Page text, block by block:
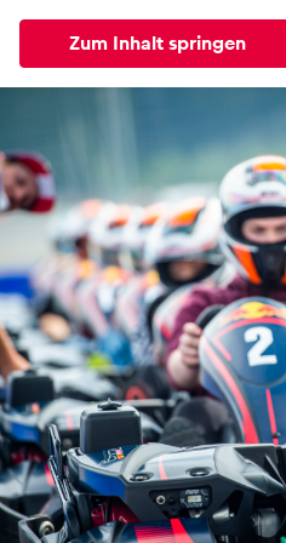
Zum Inhalt springen
News Events
News
Events